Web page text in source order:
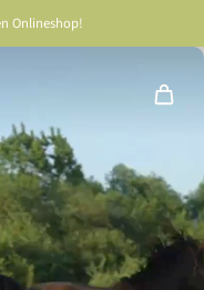
Onlineshop!